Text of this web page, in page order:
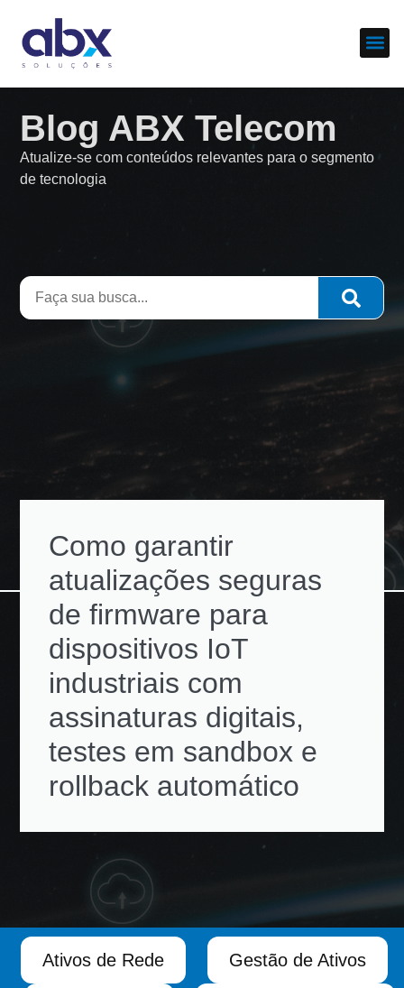
Blog ABX Telecom
Atualize-se com conteúdos relevantes para o segmento
de tecnologia
Como garantir
atualizações seguras
de firmware para
dispositivos IoT
industriais com
assinaturas digitais,
testes em sandbox e
rollback automático
Ativos de Rede Gestão de Ativos